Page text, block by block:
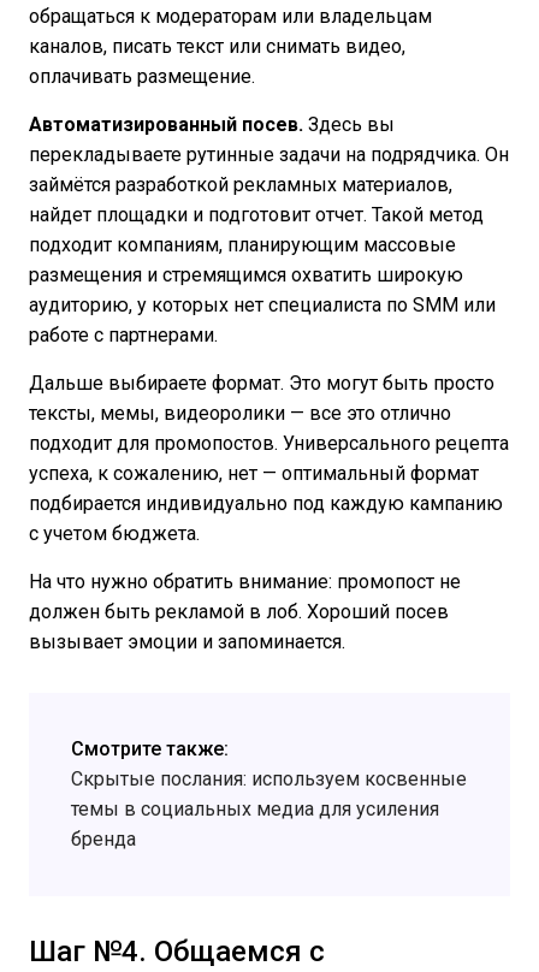
обращаться к модераторам или владельцам
каналов, писать текст или снимать видео,
оплачивать размещение.
Автоматизированный посев. Здесь вы
перекладываете рутинные задачи на подрядчика. Он
займётся разработкой рекламных материалов,
найдет площадки и подготовит отчет. Такой метод
подходит компаниям, планирующим массовые
размещения и стремящимся охватить широкую
аудиторию, у которых нет специалиста по SMM или
работе с партнерами.
Дальше выбираете формат. Это могут быть просто
тексты, мемы, видеоролики — все это отлично
подходит для промопостов. Универсального рецепта
успеха, к сожалению, нет — оптимальный формат
подбирается индивидуально под каждую кампанию
с учетом бюджета.
На что нужно обратить внимание: промопост не
должен быть рекламой в лоб. Хороший посев
вызывает эмоции и запоминается.
Смотрите также:
Скрытые послания: используем косвенные
темы в социальных медиа для усиления
бренда
Шаг №4. Общаемся с